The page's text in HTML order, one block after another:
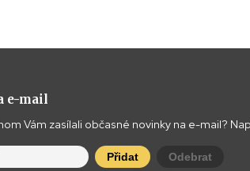
e-mail
Vám zasílali občasné novinky na e-mail?
Přidat Odebrat